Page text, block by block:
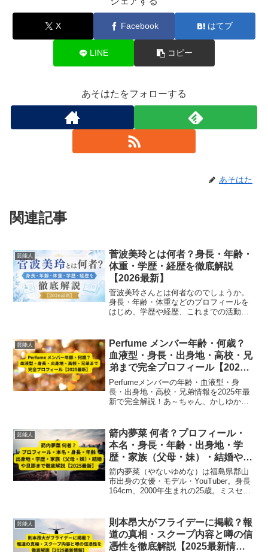
X Facebook はてブ
LINE コピー
あそはたをフォローする
あそはた
関連記事
芸能人
菅波美玲とは何者？身長・年齢・
体重・学歴・経歴を徹底解説
【2026最新】
菅波美玲さんとは何者なのでしょうか。
身長・年齢・体重などのプロフィールを
はじめ、学歴や経歴、これまでの活動内
芸能人
Perfume メンバー年齢・何歳？
血液型・身長・出身地・高校・兄
弟まで完全プロフィール【2025
最新】
Perfumeメンバーの年齢・血液型・身
長・出身地・高校・兄弟情報を2025年最
新で完全解説！あ～ちゃん、かしゆか、
芸能人
箭内夢菜 何者？プロフィール・
本名・身長・年齢・出身地・学
歴・家族（父母・妹）・結婚や旦
那まで徹底解説【2025最新】
箭内夢菜（やないゆめな）は福島県郡山
市出身の女優・モデル・YouTuber。身長
164cm、2000年生まれの25歳。ミスセブ
婚・旦那の最新情報まで徹底解説【2025
最新】
芸能人
則本昂大がフライデーに掲載？報
道の真相・スクープ内容と噂の信
憑性を徹底解説【2025最新情